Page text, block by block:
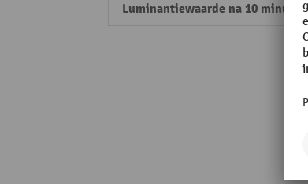
Luminantiewaarde na 10 minuten